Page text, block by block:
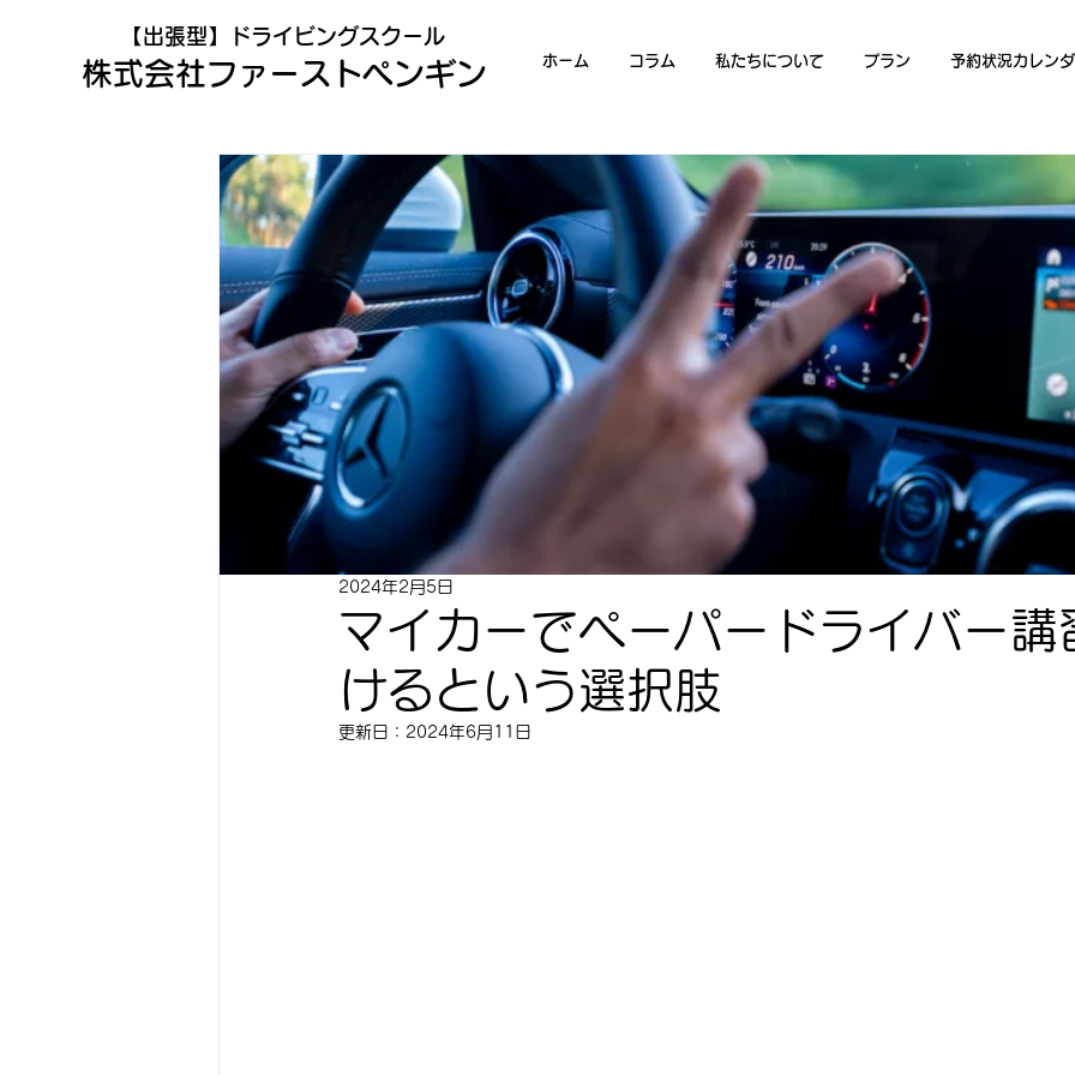
​【出張型】ドライビングスクール
株式会社​ファーストペンギン ホーム コラム 私たちについて プラン 予約状況カレン
マイカーでペーパードライバー講
けるという選択肢
2024年2月5日
更新日： 2024年6月11日